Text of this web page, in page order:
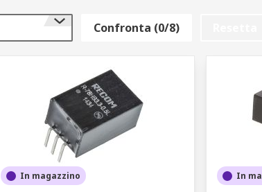
Confronta (0/8)
In magazzino In